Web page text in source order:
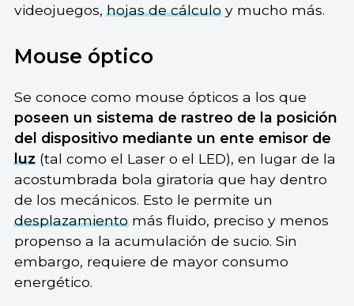
videojuegos,hojas de cálculoy mucho más.
Mouse óptico
Se conoce como mouse ópticos a los que
poseen un sistema de rastreo de la posición
del dispositivo mediante un ente emisor de
luz(tal como el Laser o el LED), en lugar de la
acostumbrada bola giratoria que hay dentro
de los mecánicos. Esto le permite un
desplazamientomás fluido, preciso y menos
propenso a la acumulación de sucio. Sin
embargo, requiere de mayor consumo
energético.